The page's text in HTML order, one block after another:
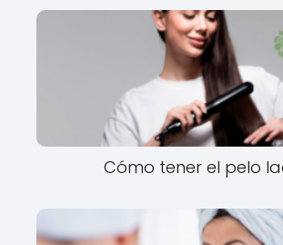
Cómo tener el pelo